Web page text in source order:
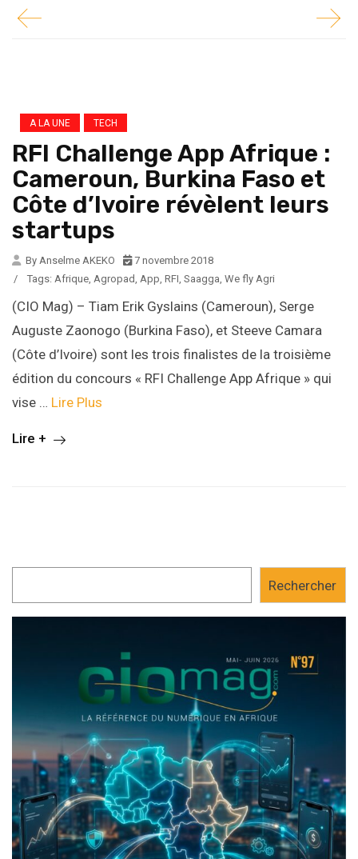
A LA UNE TECH
RFI Challenge App Afrique :
Cameroun, Burkina Faso et
Côte d’Ivoire révèlent leurs
startups
By Anselme AKEKO
7 novembre 2018
/
Tags: Afrique, Agropad, App, RFI, Saagga, We fly Agri
(CIO Mag) – Tiam Erik Gyslains (Cameroun), Serge
Auguste Zaonogo (Burkina Faso), et Steeve Camara
(Côte d’Ivoire) sont les trois finalistes de la troisième
édition du concours « RFI Challenge App Afrique » qui
vise … Lire Plus
Lire +
Rechercher